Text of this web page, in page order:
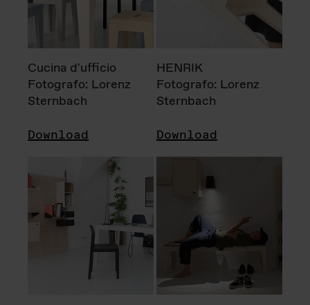
Cucina d'ufficio
Fotografo: Lorenz
Sternbach
Download
HENRIK
Fotografo: Lorenz
Sternbach
Download